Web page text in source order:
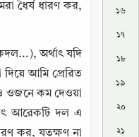
ওজনে কম দেওয়া
১৬
১৭
১৮
১৯
২০
২১